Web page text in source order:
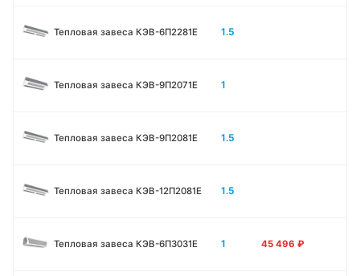
Тепловая завеса КЭВ-6П2281E 1.5
Тепловая завеса КЭВ-9П2071E 1
Тепловая завеса КЭВ-9П2081E 1.5
Тепловая завеса КЭВ-12П2081E 1.5
Тепловая завеса КЭВ-6П3031E 1 45 496 ₽